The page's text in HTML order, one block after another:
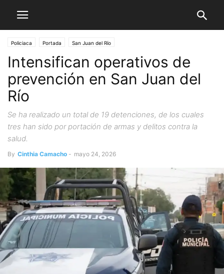
Policiaca Portada San Juan del Río
Intensifican operativos de
prevención en San Juan del
Río
Se ha realizado un total de 19 detenciones, de los cuales
tres han sido por portación de armas y delitos contra la
salud.
By Cinthia Camacho - mayo 24, 2026